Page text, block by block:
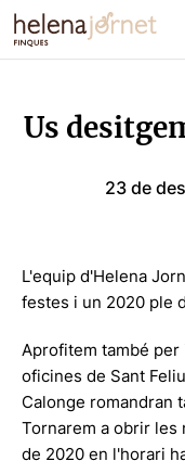
Us
23 de
L'equip d'Helena
festes i un 2020 ple
Aprofitem també
oficines de Sant
Calonge romandran
Tornarem a obrir
de 2020 en l'horari